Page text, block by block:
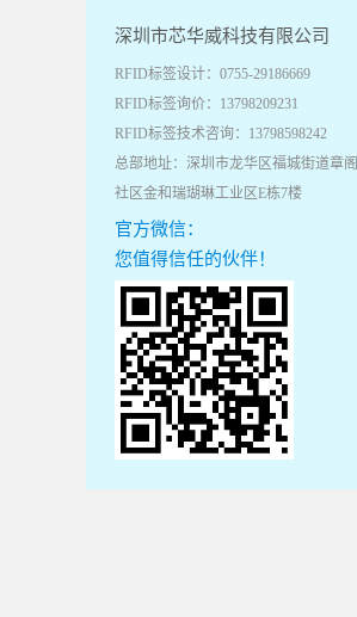
深圳市芯华威科技有限公司
RFID标签设计：0755-29186669
RFID标签询价：13798209231
RFID标签技术咨询：13798598242
总部地址：深圳市龙华区福城街道章阁
社区金和瑞瑚琳工业区E栋7楼
官方微信：
您值得信任的伙伴！